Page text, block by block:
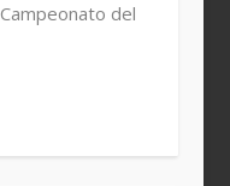
del